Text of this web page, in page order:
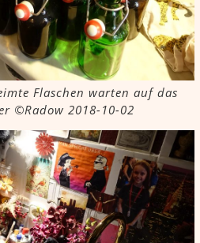
Flaschen warten auf das
©Radow 2018-10-02